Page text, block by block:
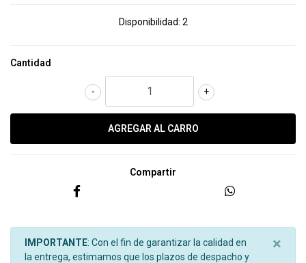
Disponibilidad: 2
Cantidad
+
-
Compartir
IMPORTANTE: Con el fin de garantizar la calidad en
la entrega, estimamos que los plazos de despacho y
×